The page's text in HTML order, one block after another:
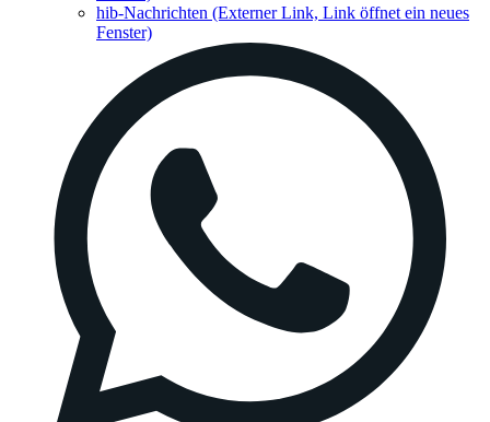
hib-Nachrichten (Externer Link, Link öffnet ein neues
Fenster)